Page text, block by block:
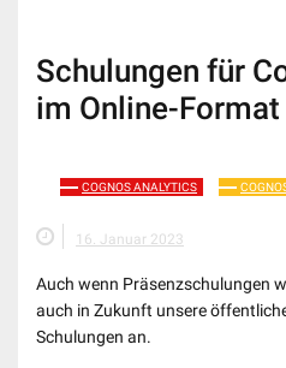
Schulungen für
im Online-
COGNOS ANALYTICS
16. Januar 2023
Auch wenn Präsenzschulungen
auch in Zukunft unsere
Schulungen an.